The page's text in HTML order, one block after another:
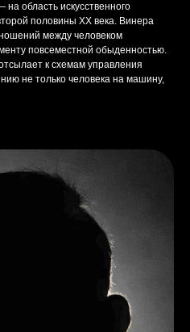
область искусственного
половины XX века. Винера
между человеком
повсеместной обыденностью.
к схемам управления
не только человека на машину,